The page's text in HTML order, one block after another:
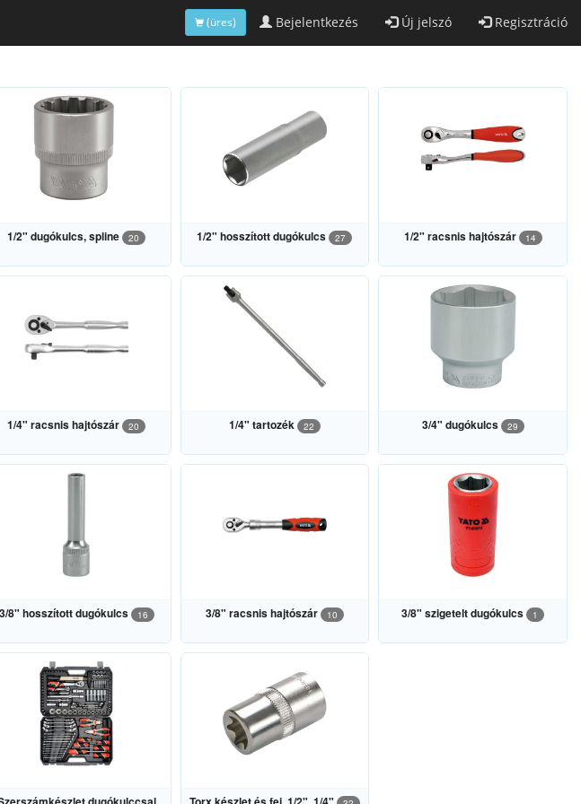
Bejelentkezés Új jelszó Regisztráció
(üres)
1/2" dugókulcs, spline 20 1/2" hosszított dugókulcs 27 1/2" racsnis hajtószár 14
1/4" racsnis hajtószár 20 1/4" tartozék 22 3/4" dugókulcs 29
3/8" hosszított dugókulcs 16 3/8" racsnis hajtószár 10 3/8" szigetelt dugókulcs 1